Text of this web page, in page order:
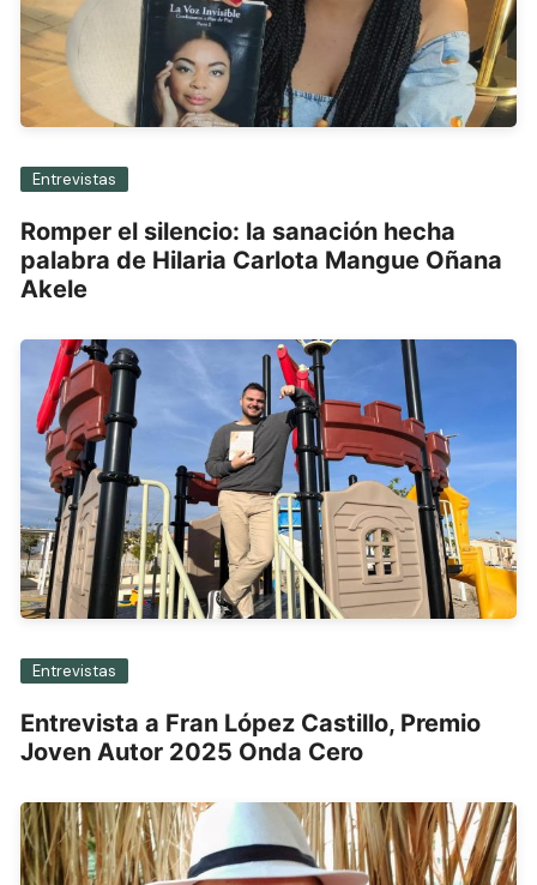
Entrevistas
Romper el silencio: la sanación hecha
palabra de Hilaria Carlota Mangue Oñana
Akele
Entrevistas
Entrevista a Fran López Castillo, Premio
Joven Autor 2025 Onda Cero